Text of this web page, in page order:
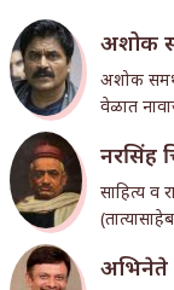
अशोक
अशोक
वेळात
नरसिंह
साहित्य व
अभिनेते